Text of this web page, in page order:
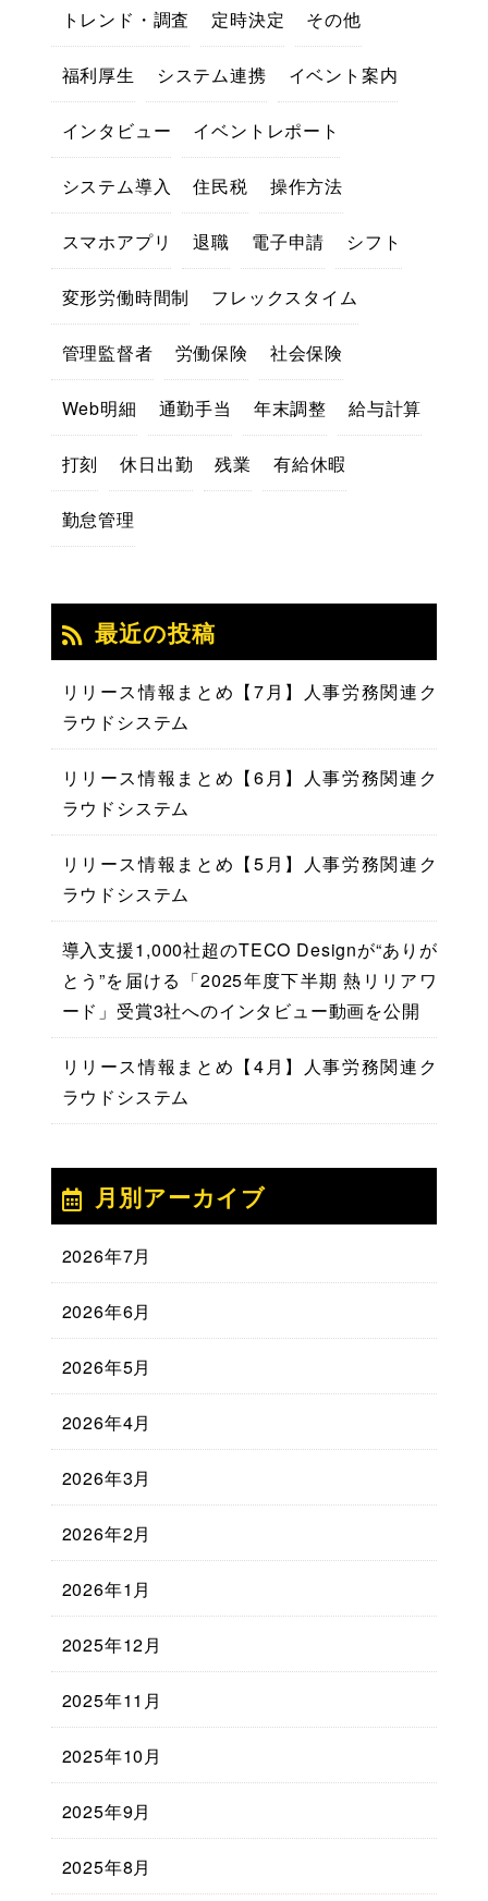
トレンド・調査 定時決定 その他
福利厚生 システム連携 イベント案内
インタビュー イベントレポート
システム導入 住民税 操作方法
スマホアプリ 退職 電子申請 シフト
変形労働時間制 フレックスタイム
管理監督者 労働保険 社会保険
Web明細 通勤手当 年末調整 給与計算
打刻 休日出勤 残業 有給休暇
勤怠管理
最近の投稿
リリース情報まとめ【7月】人事労務関連ク
ラウドシステム
リリース情報まとめ【6月】人事労務関連ク
ラウドシステム
リリース情報まとめ【5月】人事労務関連ク
ラウドシステム
導入支援1,000社超のTECO Designが“ありが
とう”を届ける「2025年度下半期 熱リリアワ
ード」受賞3社へのインタビュー動画を公開
リリース情報まとめ【4月】人事労務関連ク
ラウドシステム
月別アーカイブ
2026年7月
2026年6月
2026年5月
2026年4月
2026年3月
2026年2月
2026年1月
2025年12月
2025年11月
2025年10月
2025年9月
2025年8月